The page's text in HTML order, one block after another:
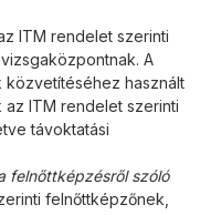
ITM rendelet szerinti
A
használt
az ITM rendelet szerinti
távoktatási
felnőttképzésről szóló
felnőttképzőnek,